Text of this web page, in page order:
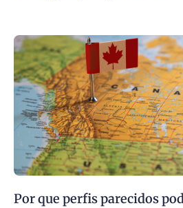
Por que perfis parecidos